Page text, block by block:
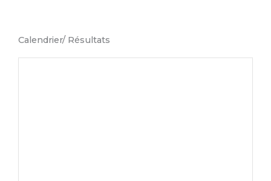
Calendrier/ Résultats